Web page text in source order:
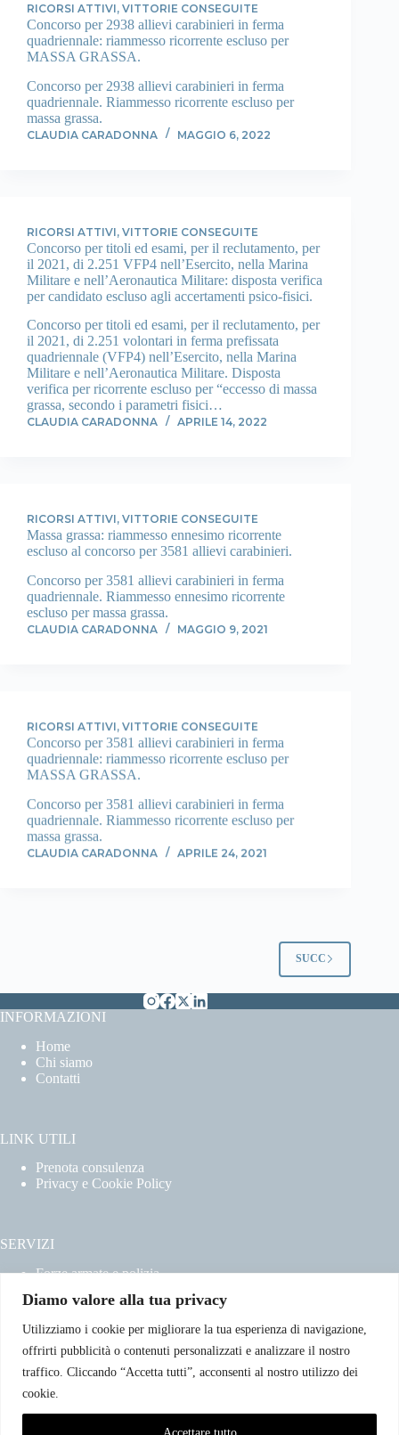
Diamo valore alla tua privacy
Utilizziamo i cookie per migliorare la tua esperienza di navigazione,
offrirti pubblicità o contenuti personalizzati e analizzare il nostro
traffico. Cliccando “Accetta tutti”, acconsenti al nostro utilizzo dei
cookie.
Accettare tutto
RICORSI ATTIVI, VITTORIE CONSEGUITE
Concorso per 2938 allievi carabinieri in ferma
quadriennale: riammesso ricorrente escluso per
MASSA GRASSA.
Concorso per 2938 allievi carabinieri in ferma
quadriennale. Riammesso ricorrente escluso per
massa grassa.
CLAUDIA CARADONNA MAGGIO 6, 2022
RICORSI ATTIVI, VITTORIE CONSEGUITE
Concorso per titoli ed esami, per il reclutamento, per
il 2021, di 2.251 VFP4 nell’Esercito, nella Marina
Militare e nell’Aeronautica Militare: disposta verifica
per candidato escluso agli accertamenti psico-fisici.
Concorso per titoli ed esami, per il reclutamento, per
il 2021, di 2.251 volontari in ferma prefissata
quadriennale (VFP4) nell’Esercito, nella Marina
Militare e nell’Aeronautica Militare. Disposta
verifica per ricorrente escluso per “eccesso di massa
grassa, secondo i parametri fisici…
CLAUDIA CARADONNA APRILE 14, 2022
RICORSI ATTIVI, VITTORIE CONSEGUITE
Massa grassa: riammesso ennesimo ricorrente
escluso al concorso per 3581 allievi carabinieri.
Concorso per 3581 allievi carabinieri in ferma
quadriennale. Riammesso ennesimo ricorrente
escluso per massa grassa.
CLAUDIA CARADONNA MAGGIO 9, 2021
RICORSI ATTIVI, VITTORIE CONSEGUITE
Concorso per 3581 allievi carabinieri in ferma
quadriennale: riammesso ricorrente escluso per
MASSA GRASSA.
Concorso per 3581 allievi carabinieri in ferma
quadriennale. Riammesso ricorrente escluso per
massa grassa.
CLAUDIA CARADONNA APRILE 24, 2021
SUCC
INFORMAZIONI
Home
Chi siamo
Contatti
LINK UTILI
Prenota consulenza
Privacy e Cookie Policy
SERVIZI
Forze armate e polizia
Concorsi pubblici
Pubblico impiego
Contratti con la pubblica amministrazione
Vittime del dovere ed equiparati
CONTATTI